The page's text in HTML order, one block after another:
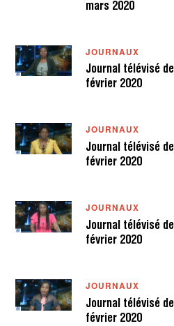
mars 2020
JOURNAUX
Journal télévisé
février 2020
JOURNAUX
Journal télévisé
février 2020
JOURNAUX
Journal télévisé
février 2020
JOURNAUX
Journal télévisé
février 2020